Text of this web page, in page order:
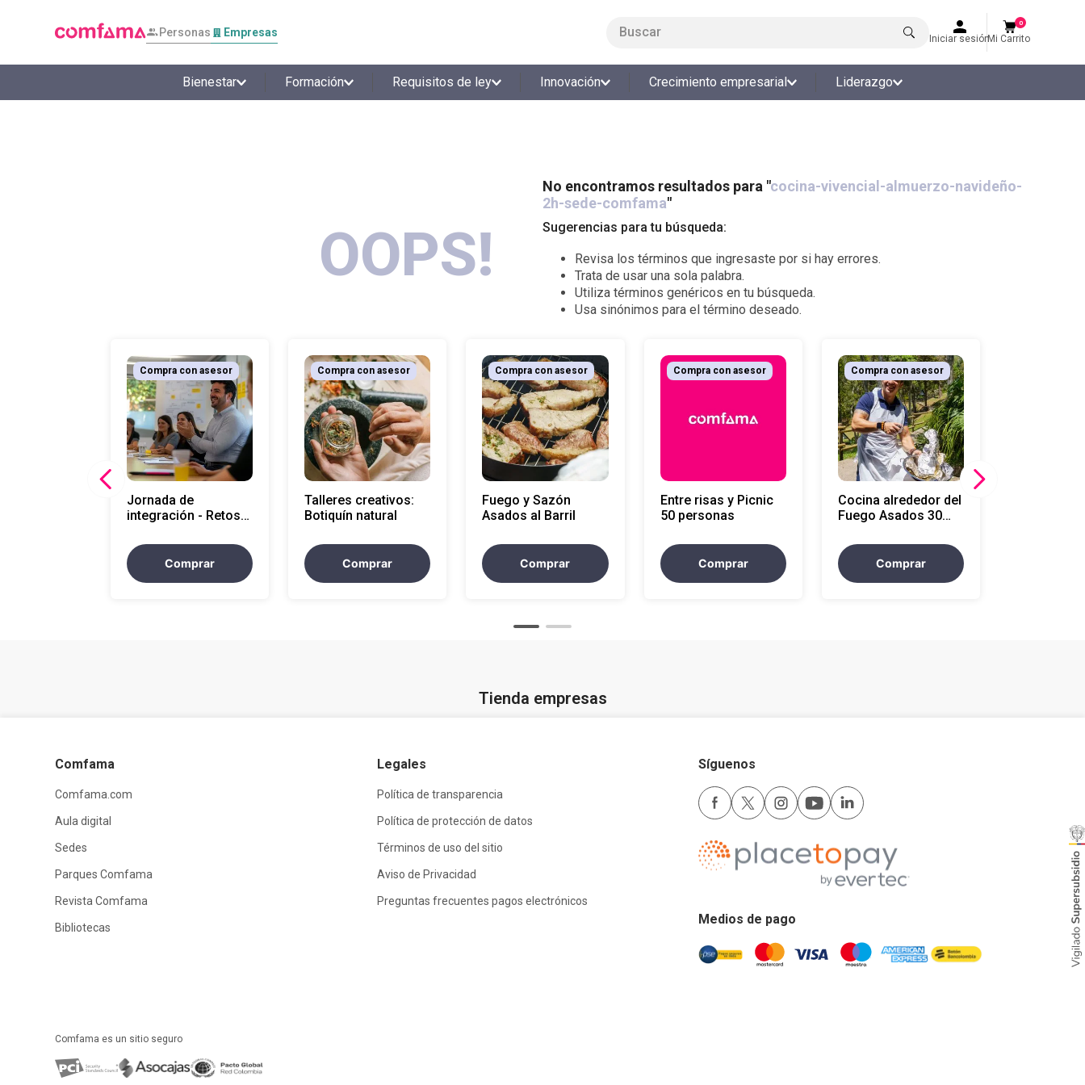
Personas Empresas Iniciar sesiónMi Carrito
0
Bienestar Formación Requisitos de ley Innovación Crecimiento empresarial Liderazgo
OOPS!
No encontramos resultados para "cocina-vivencial-almuerzo-navideño-
2h-sede-comfama"
Sugerencias para tu búsqueda:
Revisa los términos que ingresaste por si hay errores.
Trata de usar una sola palabra.
Utiliza términos genéricos en tu búsqueda.
Usa sinónimos para el término deseado.
Jornada de
integración - Retos
Comprar
Compra con asesor
Talleres creativos:
Botiquín natural
Comprar
Compra con asesor
Fuego y Sazón
Asados al Barril
Comprar
Compra con asesor
Entre risas y Picnic
50 personas
Comprar
Compra con asesor
Cocina alrededor del
Fuego Asados 30
Comprar
Compra con asesor
Tienda empresas
Comfama
Comfama.com
Aula digital
Sedes
Parques Comfama
Revista Comfama
Bibliotecas
Legales
Política de transparencia
Política de protección de datos
Términos de uso del sitio
Aviso de Privacidad
Preguntas frecuentes pagos electrónicos
Síguenos
Medios de pago
Comfama es un sitio seguro
LO MÁS BUSCADO
1.
smart fit
6.
bolos
torneo bolos